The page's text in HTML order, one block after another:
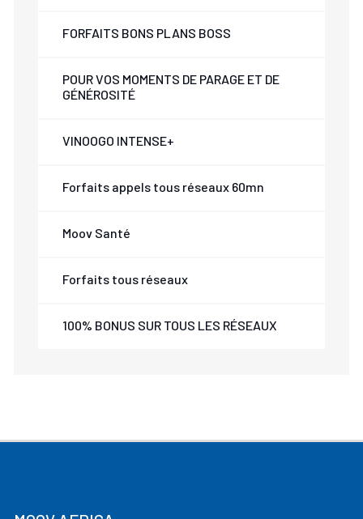
FORFAITS BONS PLANS BOSS
POUR VOS MOMENTS DE PARAGE ET DE
GÉNÉROSITÉ
VINOOGO INTENSE+
Forfaits appels tous réseaux 60mn
Moov Santé
Forfaits tous réseaux
100% BONUS SUR TOUS LES RÉSEAUX